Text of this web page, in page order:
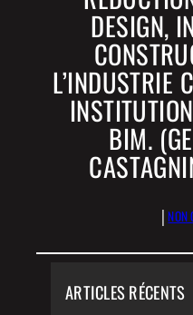
DESIGN,
L’INDUSTRIE
BIM.
|NON
ARTICLES RÉCENTS